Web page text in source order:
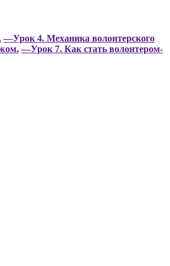
—Урок 4. Механика волонтерского
—Урок 7. Как стать волонтером-